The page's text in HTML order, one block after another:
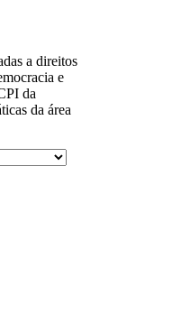
a direitos
e
da
da área